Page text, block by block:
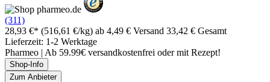
(311)
28,93 €* (516,61 €/kg) ab 4,49 € Versand 33,42 € Gesamt
Lieferzeit: 1-2 Werktage
Pharmeo | Ab 59.99€ versandkostenfrei oder mit Rezept!
Shop-Info
Zum Anbieter